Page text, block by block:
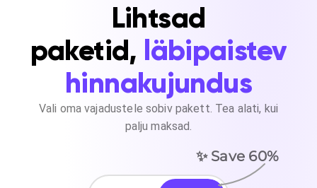
Lihtsad
paketid, läbipaistev
hinnakujundus
Vali oma vajadustele sobiv pakett. Tea alati, kui
palju maksad.
✨ Save 60%